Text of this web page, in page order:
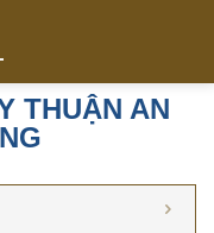
THUẬN AN